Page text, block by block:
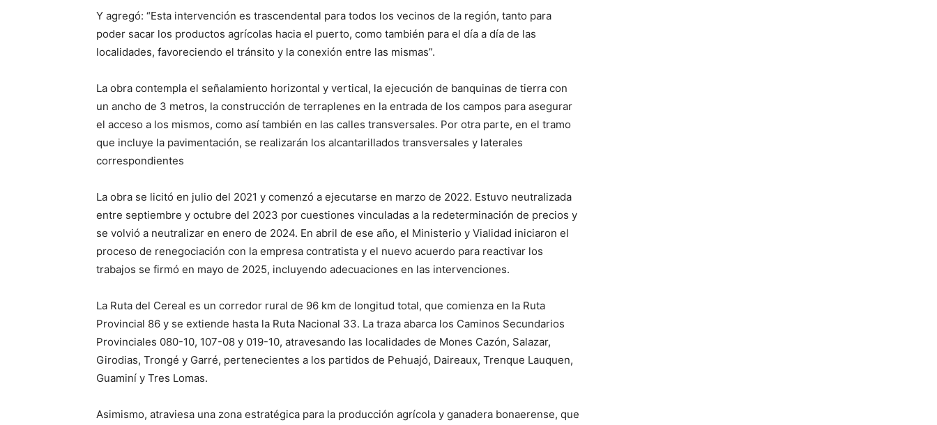
Y agregó: “Esta intervención es trascendental para todos los vecinos de la región, tanto para
poder sacar los productos agrícolas hacia el puerto, como también para el día a día de las
localidades, favoreciendo el tránsito y la conexión entre las mismas”.
La obra contempla el señalamiento horizontal y vertical, la ejecución de banquinas de tierra con
un ancho de 3 metros, la construcción de terraplenes en la entrada de los campos para asegurar
el acceso a los mismos, como así también en las calles transversales. Por otra parte, en el tramo
que incluye la pavimentación, se realizarán los alcantarillados transversales y laterales
correspondientes
La obra se licitó en julio del 2021 y comenzó a ejecutarse en marzo de 2022. Estuvo neutralizada
entre septiembre y octubre del 2023 por cuestiones vinculadas a la redeterminación de precios y
se volvió a neutralizar en enero de 2024. En abril de ese año, el Ministerio y Vialidad iniciaron el
proceso de renegociación con la empresa contratista y el nuevo acuerdo para reactivar los
trabajos se firmó en mayo de 2025, incluyendo adecuaciones en las intervenciones.
La Ruta del Cereal es un corredor rural de 96 km de longitud total, que comienza en la Ruta
Provincial 86 y se extiende hasta la Ruta Nacional 33. La traza abarca los Caminos Secundarios
Provinciales 080-10, 107-08 y 019-10, atravesando las localidades de Mones Cazón, Salazar,
Girodias, Trongé y Garré, pertenecientes a los partidos de Pehuajó, Daireaux, Trenque Lauquen,
Guaminí y Tres Lomas.
Asimismo, atraviesa una zona estratégica para la producción agrícola y ganadera bonaerense, que